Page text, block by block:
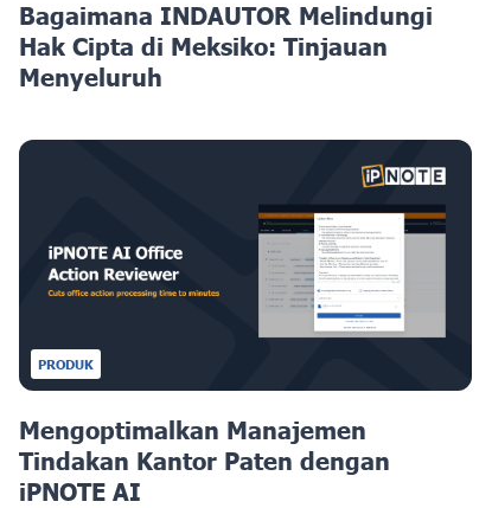
Bagaimana INDAUTOR Melindungi
Hak Cipta di Meksiko: Tinjauan
Menyeluruh
PRODUK
Mengoptimalkan Manajemen
Tindakan Kantor Paten dengan
iPNOTE AI